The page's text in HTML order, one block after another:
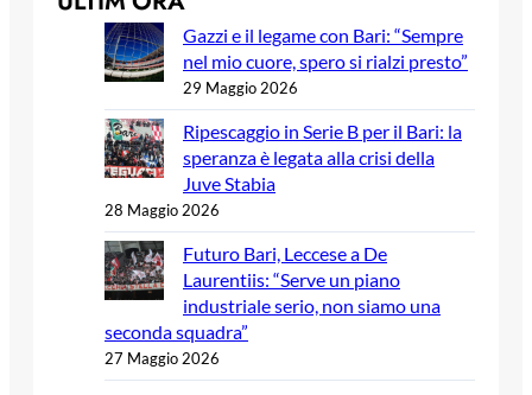
Gazzi e il legame con Bari: “Sempre
nel mio cuore, spero si rialzi presto”
29 Maggio 2026
Ripescaggio in Serie B per il Bari: la
speranza è legata alla crisi della
Juve Stabia
28 Maggio 2026
Futuro Bari, Leccese a De
Laurentiis: “Serve un piano
industriale serio, non siamo una
seconda squadra”
27 Maggio 2026